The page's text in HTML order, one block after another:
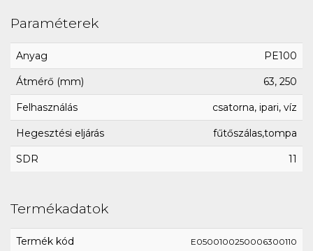
Paraméterek
Anyag PE100
Átmérő (mm) 63, 250
Felhasználás csatorna, ipari, víz
Hegesztési eljárás fűtőszálas,tompa
SDR 11
Termékadatok
Termék kód E0500100250006300110